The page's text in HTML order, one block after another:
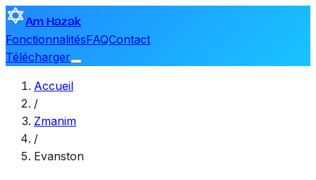
Am Hazak
FonctionnalitésFAQContact
Télécharger
Accueil
/
Zmanim
/
Evanston